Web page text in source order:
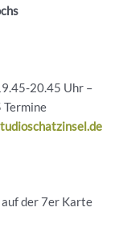
20.45 Uhr –
Termine
auf der 7er Karte